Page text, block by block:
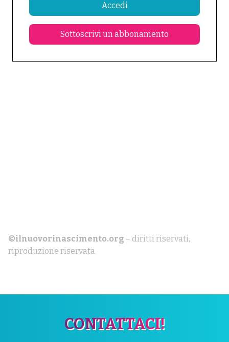
Accedi
Sottoscrivi un abbonamento
©ilnuovorinascimento.org – diritti riservati,
riproduzione riservata
CONTATTACI!